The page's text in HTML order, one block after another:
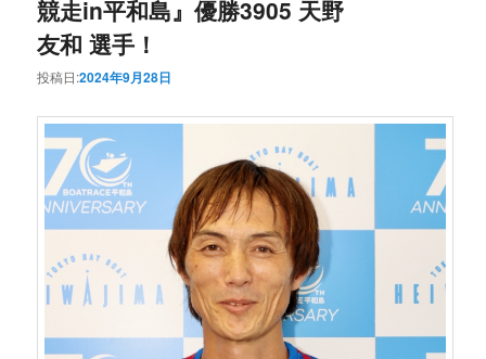
競走in平和島』優勝3905 天野
友和 選手！
投稿日:2024年9月28日